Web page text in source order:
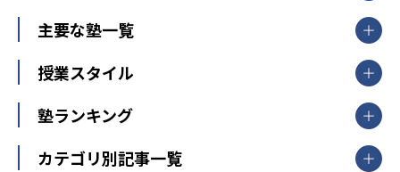
北海道・東北
山形県
福島県
関東
東京都
神奈川県
茨城県
栃木県
群馬県
主要な塾一覧
【掲載塾一覧を見る】
東京個別指導学院
明光義塾
授業スタイル
個別指導
オンライン指導
塾ランキング
中学受験ランキング
カテゴリ別記事一覧